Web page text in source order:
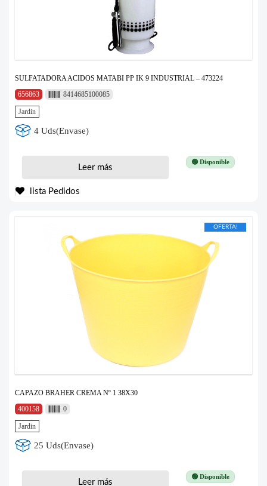
SULFATADORA ACIDOS MATABI PP IK 9 INDUSTRIAL – 473224
656863
8414685100085
Jardin
4 Uds(Envase)
🟢 Disponible
Leer más
lista Pedidos
OFERTA!
CAPAZO BRAHER CREMA Nº 1 38X30
400158
0
Jardin
25 Uds(Envase)
🟢 Disponible
Leer más